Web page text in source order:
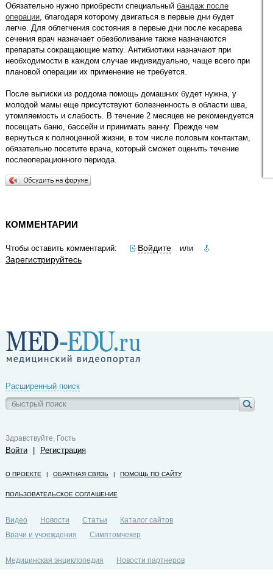
Обязательно нужно приобрести специальный бандаж после
операции, благодаря которому двигаться в первые дни будет
легче. Для облегчения состояния в первые дни после кесарева
сечения врач назначает обезболивание также назначаются
препараты сокращающие матку. Антибиотики назначают при
необходимости в каждом случае индивидуально, чаще всего при
плановой операции их применение не требуется.
После выписки из роддома помощь домашних будет нужна, у
молодой мамы еще присутствуют болезненность в области шва,
утомляемость и слабость. В течение 2 месяцев не рекомендуется
посещать баню, бассейн и принимать ванну. Прежде чем
вернуться к полноценной жизни, в том числе половым контактам,
обязательно посетите врача, который сможет оценить течение
послеоперационного периода.
КОММЕНТАРИИ
Чтобы оставить комментарий: Войдите или
Зарегистрируйтесь
Расширенный поиск
Здравствуйте, Гость
Войти Регистрация
О ПРОЕКТЕ | ОБРАТНАЯ СВЯЗЬ | ПОМОЩЬ ПО САЙТУ
ПОЛЬЗОВАТЕЛЬСКОЕ СОГЛАШЕНИЕ
Видео Новости Статьи
Каталог сайтов
Врачи и учреждения
Симптомчекер
Медицинская энциклопедия
Новости партнеров